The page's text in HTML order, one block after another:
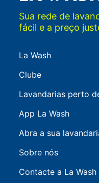
Sua rede de
fácil e a preço
La Wash
Clube
Lavandarias perto
App La Wash
Abra a sua
Sobre nós
Contacte a La Wash